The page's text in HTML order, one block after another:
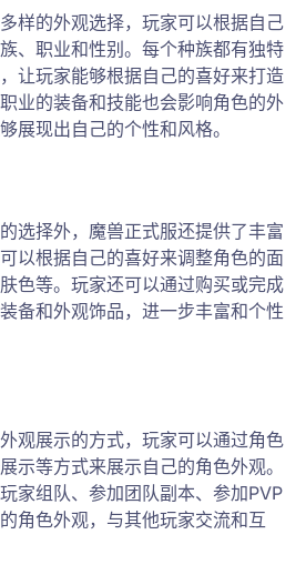
样的外观选择，玩家可以根据自己
、职业和性别。每个种族都有独特
让玩家能够根据自己的喜好来打造
业的装备和技能也会影响角色的外
展现出自己的个性和风格。
选择外，魔兽正式服还提供了丰富
以根据自己的喜好来调整角色的面
色等。玩家还可以通过购买或完成
备和外观饰品，进一步丰富和个性
观展示的方式，玩家可以通过角色
示等方式来展示自己的角色外观。
家组队、参加团队副本、参加PVP
角色外观，与其他玩家交流和互